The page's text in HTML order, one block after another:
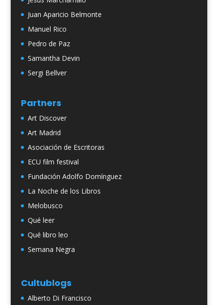
Juan Aparicio Belmonte
Manuel Rico
Pedro de Paz
Samantha Devin
Sergi Bellver
Partners
Art Discover
Art Madrid
Asociación de Escritoras
ECU film festival
Fundación Adolfo Domínguez
La Noche de los Libros
Melobusco
Qué leer
Qué libro leo
Semana Negra
Cultublogs
Alberto Di Francisco